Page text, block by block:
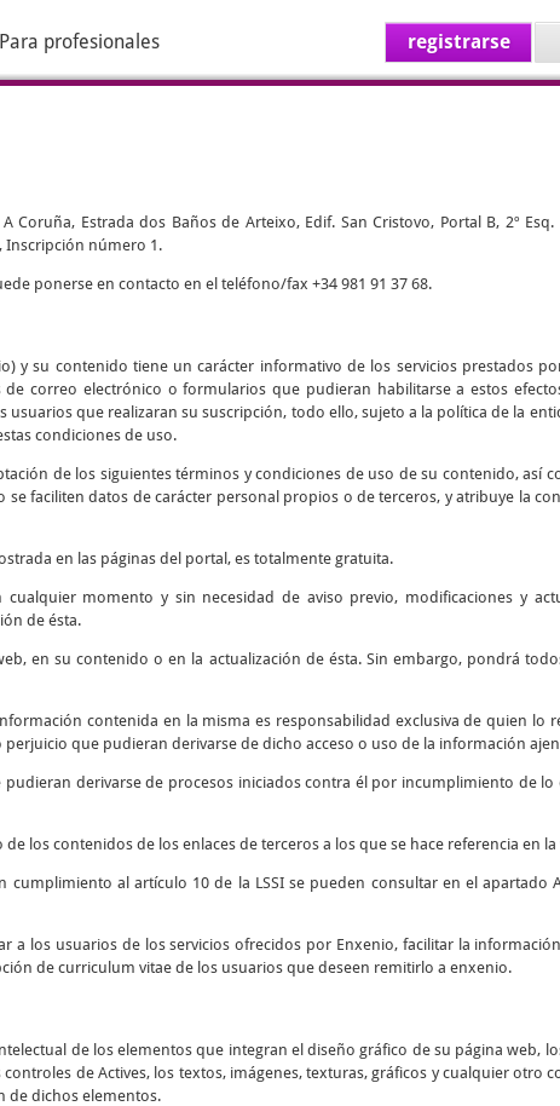
Para profesionales registrarse
Coruña, Estrada dos Baños de Arteixo, Edif. San Cristovo, Portal B, 2º Esq.
Inscripción número 1.
ponerse en contacto en el teléfono/fax +34 981 91 37 68.
y su contenido tiene un carácter informativo de los servicios prestados
correo electrónico o formularios que pudieran habilitarse a estos
que realizaran su suscripción, todo ello, sujeto a la política de la
condiciones de uso.
de los siguientes términos y condiciones de uso de su contenido, así
faciliten datos de carácter personal propios o de terceros, y atribuye la
en las páginas del portal, es totalmente gratuita.
momento y sin necesidad de aviso previo, modificaciones y
de ésta.
en su contenido o en la actualización de ésta. Sin embargo, pondrá
contenida en la misma es responsabilidad exclusiva de quien lo
que pudieran derivarse de dicho acceso o uso de la información
derivarse de procesos iniciados contra él por incumplimiento de lo
los contenidos de los enlaces de terceros a los que se hace referencia en la
al artículo 10 de la LSSI se pueden consultar en el apartado
a los usuarios de los servicios ofrecidos por Enxenio, facilitar la
de curriculum vitae de los usuarios que deseen remitirlo a enxenio.
de los elementos que integran el diseño gráfico de su página web,
controles de Actives, los textos, imágenes, texturas, gráficos y cualquier otro
de dichos elementos.